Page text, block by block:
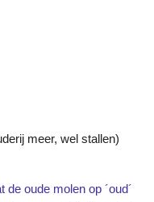
meer, wel stallen)
de oude molen op ´oud´